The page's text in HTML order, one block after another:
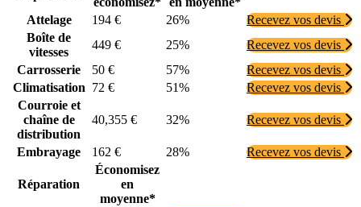
Attelage
194 € 26%
Recevez vos devis
Boîte de
vitesses
449 € 25%
Recevez vos devis
Carrosserie
50 € 57%
Recevez vos devis
Climatisation 72 € 51%
Recevez vos devis
Courroie et
chaîne de
distribution
40,355 € 32% Recevez vos devis
Embrayage 162 € 28% Recevez vos devis
Réparation
Économisez
en
moyenne*